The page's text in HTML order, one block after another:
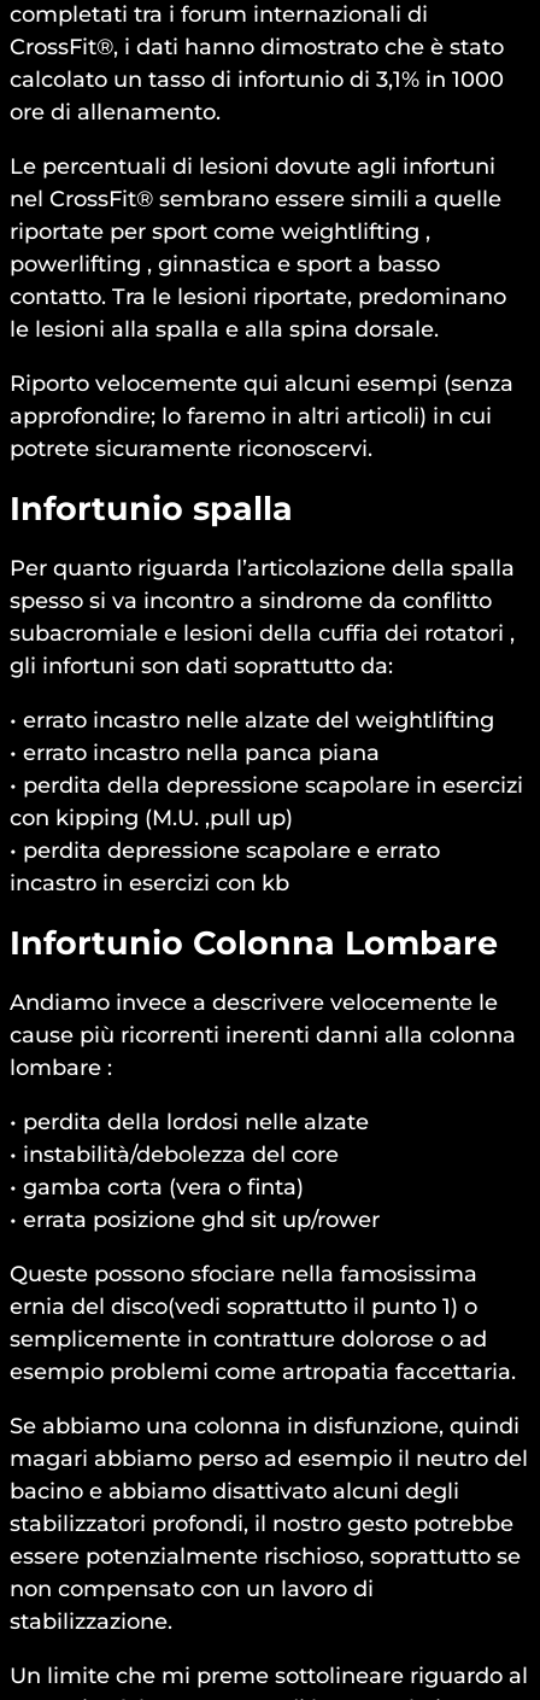
completati tra i forum internazionali di
CrossFit®, i dati hanno dimostrato che è stato
calcolato un tasso di infortunio di 3,1% in 1000
ore di allenamento.
Le percentuali di lesioni dovute agli infortuni
nel CrossFit® sembrano essere simili a quelle
riportate per sport come weightlifting ,
powerlifting , ginnastica e sport a basso
contatto. Tra le lesioni riportate, predominano
le lesioni alla spalla e alla spina dorsale.
Riporto velocemente qui alcuni esempi (senza
approfondire; lo faremo in altri articoli) in cui
potrete sicuramente riconoscervi.
Infortunio spalla
Per quanto riguarda l’articolazione della spalla
spesso si va incontro a sindrome da conflitto
subacromiale e lesioni della cuffia dei rotatori ,
gli infortuni son dati soprattutto da:
• errato incastro nelle alzate del weightlifting
• errato incastro nella panca piana
• perdita della depressione scapolare in esercizi
con kipping (M.U. ,pull up)
• perdita depressione scapolare e errato
incastro in esercizi con kb
Infortunio Colonna Lombare
Andiamo invece a descrivere velocemente le
cause più ricorrenti inerenti danni alla colonna
lombare :
• perdita della lordosi nelle alzate
• instabilità/debolezza del core
• gamba corta (vera o finta)
• errata posizione ghd sit up/rower
Queste possono sfociare nella famosissima
ernia del disco(vedi soprattutto il punto 1) o
semplicemente in contratture dolorose o ad
esempio problemi come artropatia faccettaria.
Se abbiamo una colonna in disfunzione, quindi
magari abbiamo perso ad esempio il neutro del
bacino e abbiamo disattivato alcuni degli
stabilizzatori profondi, il nostro gesto potrebbe
essere potenzialmente rischioso, soprattutto se
non compensato con un lavoro di
stabilizzazione.
Un limite che mi preme sottolineare riguardo al